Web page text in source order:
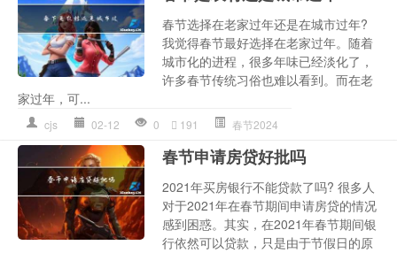
春节选择在老家过年还是在城市过年?
我觉得春节最好选择在老家过年。随着
城市化的进程，很多年味已经淡化了，
许多春节传统习俗也难以看到。而在老
家过年，可...
cjs 02-12 0 191 春节2024
春节申请房贷好批吗
2021年买房银行不能贷款了吗? 很多人
对于2021年在春节期间申请房贷的情况
感到困惑。其实，在2021年春节期间银
行依然可以贷款，只是由于节假日的原